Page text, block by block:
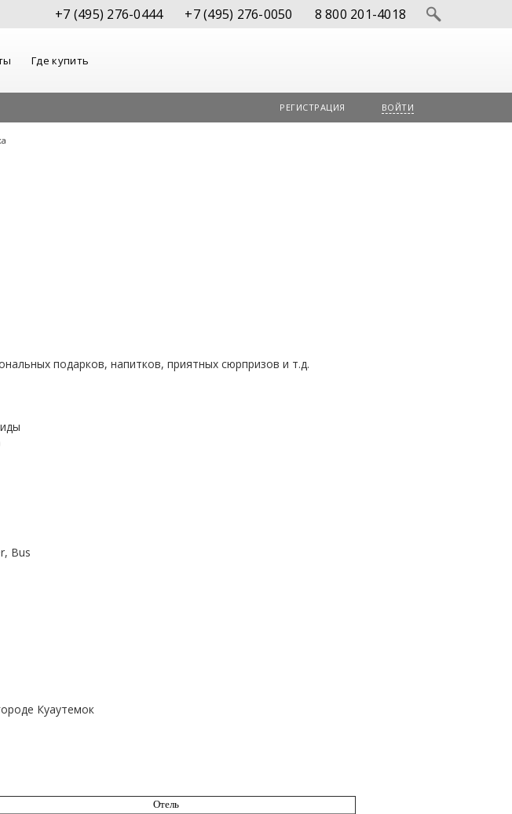
+7 (495) 276-0444 +7 (495) 276-0050 8 800 201-4018
Где купить
РЕГИСТРАЦИЯ ВОЙТИ
подарков, напитков, приятных сюрпризов и т.д.
Bus
Куаутемок
Отель